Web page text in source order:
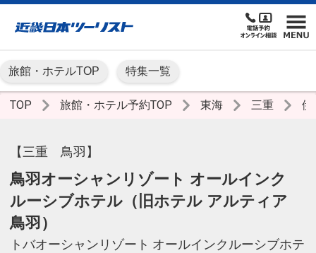
旅館・ホテルTOP 特集一覧
TOP 旅館・ホテル予約TOP 東海 三重
【三重 鳥羽】
鳥羽オーシャンリゾート オールインク
ルーシブホテル（旧ホテル アルティア
鳥羽）
トバオーシャンリゾート オールインクルーシブホテ